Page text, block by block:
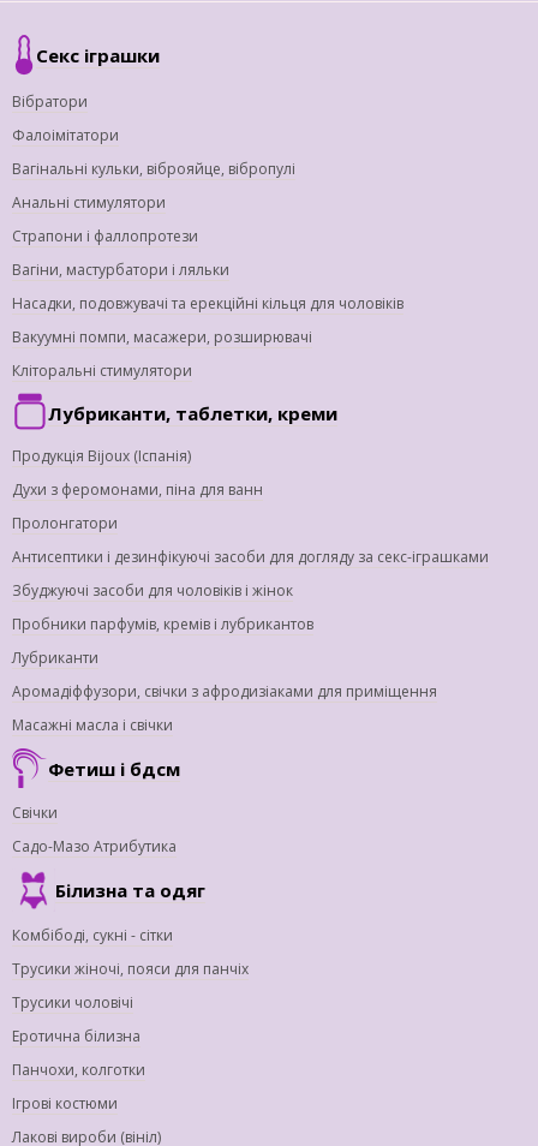
Секс іграшки
Вібратори
Фалоімітатори
Вагінальні кульки, віброяйце, вібропулі
Анальні стимулятори
Страпони і фаллопротези
Вагіни, мастурбатори і ляльки
Насадки, подовжувачі та ерекційні кільця для чоловіків
Вакуумні помпи, масажери, розширювачі
Кліторальні стимулятори
Лубриканти, таблетки, креми
Продукція Bijoux (Іспанія)
Духи з феромонами, піна для ванн
Пролонгатори
Антисептики і дезинфікуючі засоби для догляду за секс-іграшками
Збуджуючі засоби для чоловіків і жінок
Пробники парфумів, кремів і лубрикантов
Лубриканти
Аромадіффузори, свічки з афродизіаками для приміщення
Масажні масла і свічки
Фетиш і бдсм
Свічки
Садо-Мазо Атрибутика
Білизна та одяг
Комбібоді, сукні - сітки
Трусики жіночі, пояси для панчіх
Трусики чоловічі
Еротична білизна
Панчохи, колготки
Ігрові костюми
Лакові вироби (вініл)